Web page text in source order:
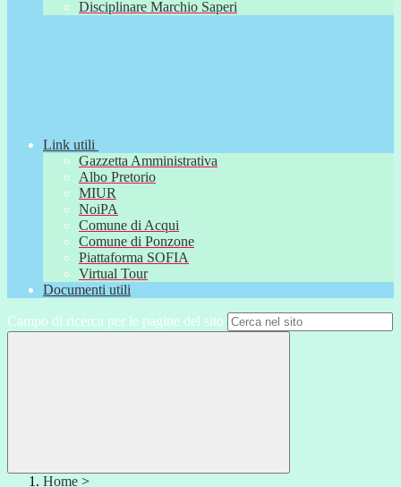
Disciplinare Marchio Saperi
Link utili
Gazzetta Amministrativa
Albo Pretorio
MIUR
NoiPA
Comune di Acqui
Comune di Ponzone
Piattaforma SOFIA
Virtual Tour
Documenti utili
Campo di ricerca per le pagine del sito
Home >